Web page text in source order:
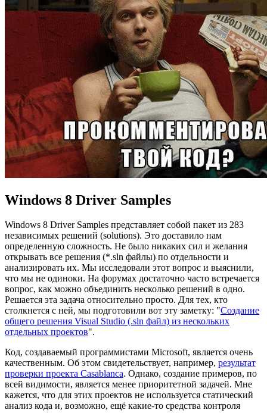
Windows 8 Driver Samples
Windows 8 Driver Samples представляет собой пакет из 283
независимых решений (solutions). Это доставило нам
определенную сложность. Не было никаких сил и желания
открывать все решения (*.sln файлы) по отдельности и
анализировать их. Мы исследовали этот вопрос и выяснили,
что мы не одиноки. На форумах достаточно часто встречается
вопрос, как можно объединить несколько решений в одно.
Решается эта задача относительно просто. Для тех, кто
столкнется с ней, мы подготовили вот эту заметку: "Создание
общего решения Visual Studio (.sln файл) из нескольких
отдельных проектов".
Код, создаваемый программистами Microsoft, является очень
качественным. Об этом свидетельствует, например, результат
проверки проекта Casablanca. Однако, создание примеров, по
всей видимости, является менее приоритетной задачей. Мне
кажется, что для этих проектов не используется статический
анализ кода и, возможно, ещё какие-то средства контроля